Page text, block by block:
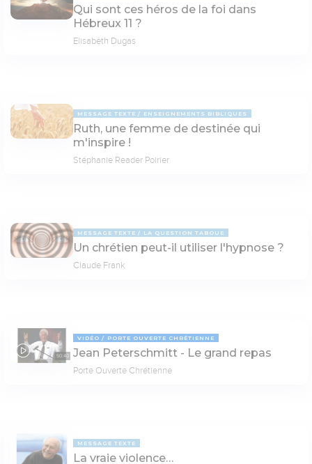
Qui sont ces héros de la foi dans
Hébreux 11 ?
Elisabeth Dugas
MESSAGE TEXTE ENSEIGNEMENTS BIBLIQUES
Ruth, une femme de destinée qui
m'inspire !
Stéphanie Reader Poirier
MESSAGE TEXTE LA QUESTION TABOUE
Un chrétien peut-il utiliser l'hypnose ?
Claude Frank
50:40
VIDÉO PORTE OUVERTE CHRÉTIENNE
Jean Peterschmitt - Le grand repas
Porte Ouverte Chrétienne
MESSAGE TEXTE
La vraie violence…